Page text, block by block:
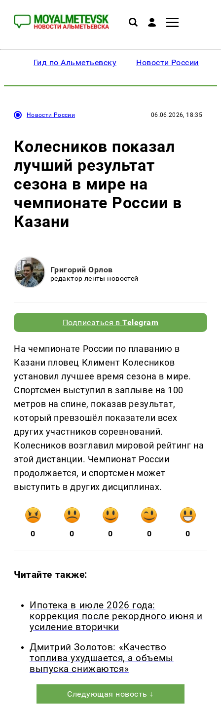
Гид по Альметьевску Новости России
Новости России 06.06.2026, 18:35
Колесников показал
лучший результат
сезона в мире на
чемпионате России в
Казани
Григорий Орлов
редактор ленты новостей
Подписаться вTelegram
На чемпионате России по плаванию в
Казани пловец Климент Колесников
установил лучшее время сезона в мире.
Спортсмен выступил в заплыве на 100
метров на спине, показав результат,
который превзошёл показатели всех
других участников соревнований.
Колесников возглавил мировой рейтинг на
этой дистанции. Чемпионат России
продолжается, и спортсмен может
выступить в других дисциплинах.
0 0 0 0 0
Читайте также:
Ипотека в июле 2026 года:
коррекция после рекордного июня и
усиление вторички
Дмитрий Золотов: «Качество
топлива ухудшается, а объемы
выпуска снижаются»
Следующая новость ↓